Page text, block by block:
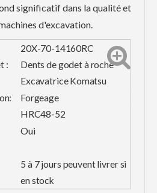
significatif dans la qualité et
d'excavation.
20X-70-14160RC
:
Dents de godet à roche
Excavatrice Komatsu
Forgeage
HRC48-52
Oui
5 à 7 jours peuvent livrer si
en stock